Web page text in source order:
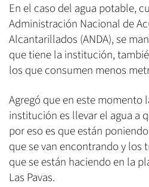
En el caso del agua potable,
Administración Nacional de
Alcantarillados (ANDA), se
que tiene la institución,
los que consumen menos
Agregó que en este momento
institución es llevar el agua a
por eso es que están
que se van encontrando y los
que se están haciendo en la
Las Pavas.